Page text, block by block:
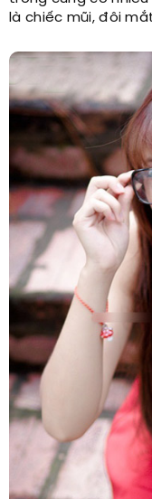
là chiếc mũi, đôi